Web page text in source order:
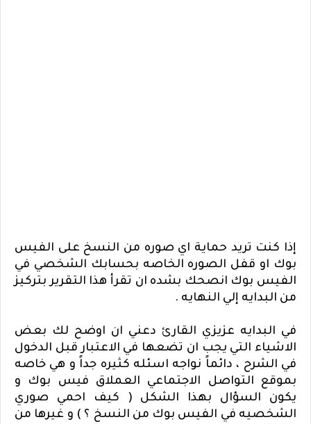
إذا كنت تريد حماية اي صوره من النسخ على الفيس
بوك او قفل الصوره الخاصه بحسابك الشخصي في
الفيس بوك انصحك بشده ان تقرأ هذا التقرير بتركيز
من البدايه إلي النهايه .
في البدايه عزيزي القارئ دعني ان اوضح لك بعض
الاشياء التي يجب ان تضعها في الاعتبار قبل الدخول
في الشرح ، دائماً نواجه اسئله كثيره جداً و هي خاصه
بموقع التواصل الاجتماعي العملاق فيس بوك و
يكون السؤال بهذا الشكل ( كيف احمي صوري
الشخصيه في الفيس بوك من النسخ ؟ ) و غيرها من